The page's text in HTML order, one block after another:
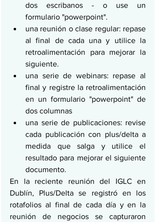
dos escribanos - o use un
formulario "powerpoint".
una reunión o clase regular: repase
al final de cada una y utilice la
retroalimentación para mejorar la
siguiente.
una serie de webinars: repase al
final y registre la retroalimentación
en un formulario "powerpoint" de
dos columnas
una serie de publicaciones: revise
cada publicación con plus/delta a
medida que salga y utilice el
resultado para mejorar el siguiente
documento.
En la reciente reunión del IGLC en
Dublín, Plus/Delta se registró en los
rotafolios al final de cada día y en la
reunión de negocios se capturaron